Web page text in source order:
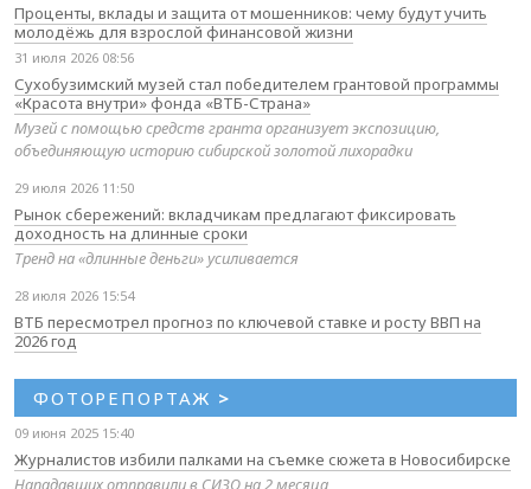
Проценты, вклады и защита от мошенников: чему будут учить
молодёжь для взрослой финансовой жизни
31 июля 2026 08:56
Сухобузимский музей стал победителем грантовой программы
«Красота внутри» фонда «ВТБ-Страна»
Музей с помощью средств гранта организует экспозицию,
объединяющую историю сибирской золотой лихорадки
29 июля 2026 11:50
Рынок сбережений: вкладчикам предлагают фиксировать
доходность на длинные сроки
Тренд на «длинные деньги» усиливается
28 июля 2026 15:54
ВТБ пересмотрел прогноз по ключевой ставке и росту ВВП на
2026 год
ФОТОРЕПОРТАЖ >
09 июня 2025 15:40
Журналистов избили палками на съемке сюжета в Новосибирске
Нападавших отправили в СИЗО на 2 месяца